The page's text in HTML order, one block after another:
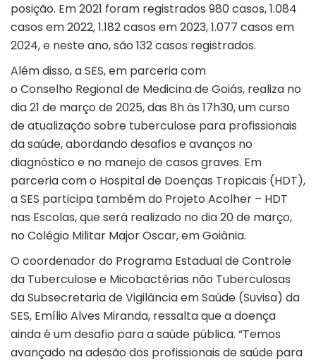
posição. Em 2021 foram registrados 980 casos, 1.084
casos em 2022, 1.182 casos em 2023, 1.077 casos em
2024, e neste ano, são 132 casos registrados.
Além disso, a SES, em parceria com
o Conselho Regional de Medicina de Goiás, realiza no
dia 21 de março de 2025, das 8h às 17h30, um curso
de atualização sobre tuberculose para profissionais
da saúde, abordando desafios e avanços no
diagnóstico e no manejo de casos graves. Em
parceria com o Hospital de Doenças Tropicais (HDT),
a SES participa também do Projeto Acolher – HDT
nas Escolas, que será realizado no dia 20 de março,
no Colégio Militar Major Oscar, em Goiânia.
O coordenador do Programa Estadual de Controle
da Tuberculose e Micobactérias não Tuberculosas
da Subsecretaria de Vigilância em Saúde (Suvisa) da
SES, Emílio Alves Miranda, ressalta que a doença
ainda é um desafio para a saúde pública. “Temos
avançado na adesão dos profissionais de saúde para